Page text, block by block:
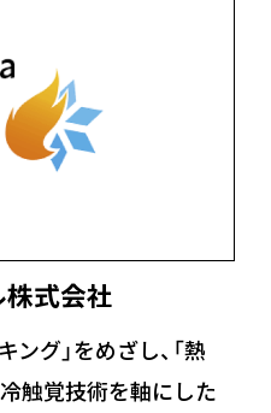
式会社
グ」をめざし、「熱
冷触覚技術を軸にした